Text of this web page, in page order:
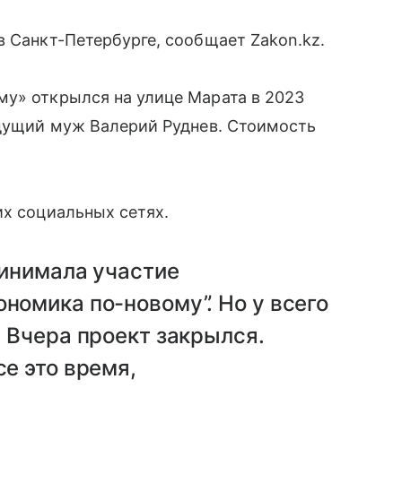
Санкт-Петербурге, сообщает Zakon.kz.
открылся на улице Марата в 2023
муж Валерий Руднев. Стоимость
социальных сетях.
участие
по-новому”. Но у всего
проект закрылся.
это время,